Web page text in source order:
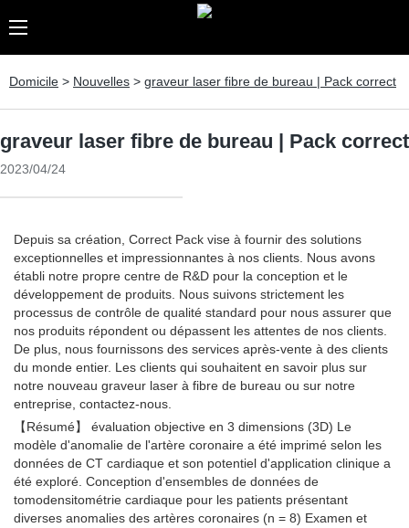
Domicile > Nouvelles > graveur laser fibre de bureau | Pack correct
graveur laser fibre de bureau | Pack correct
2023/04/24
Depuis sa création, Correct Pack vise à fournir des solutions
exceptionnelles et impressionnantes à nos clients. Nous avons
établi notre propre centre de R&D pour la conception et le
développement de produits. Nous suivons strictement les
processus de contrôle de qualité standard pour nous assurer que
nos produits répondent ou dépassent les attentes de nos clients.
De plus, nous fournissons des services après-vente à des clients
du monde entier. Les clients qui souhaitent en savoir plus sur
notre nouveau graveur laser à fibre de bureau ou sur notre
entreprise, contactez-nous.
【Résumé】 évaluation objective en 3 dimensions (3D) Le
modèle d'anomalie de l'artère coronaire a été imprimé selon les
données de CT cardiaque et son potentiel d'application clinique a
été exploré. Conception d'ensembles de données de
tomodensitométrie cardiaque pour les patients présentant
diverses anomalies des artères coronaires (n = 8) Examen et